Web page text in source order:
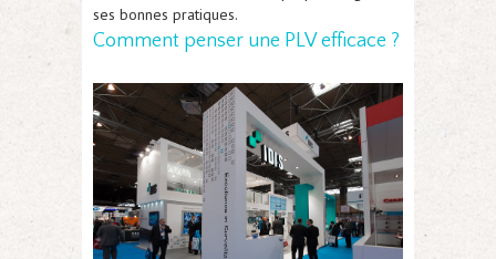
ses bonnes pratiques.
Comment penser une PLV efficace ?